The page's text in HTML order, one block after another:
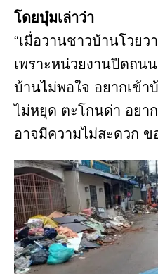
โดยบุ๋มเล่าว่า
“เมื่อวานชาวบ้านโวย
เพราะหน่วยงานปิดถน
บ้านไม่พอใจ อยากเข้า
ไม่หยุด ตะโกนด่า อยา
อาจมีความไม่สะดวก ข